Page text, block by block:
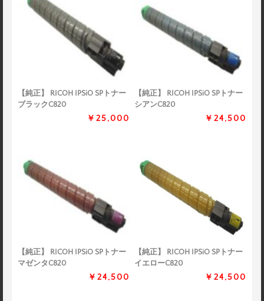
【純正】 RICOH IPSiO SPトナー
ブラックC820
￥25,000
【純正】 RICOH IPSiO SPトナー
シアンC820
￥24,500
【純正】 RICOH IPSiO SPトナー
マゼンタC820
￥24,500
【純正】 RICOH IPSiO SPトナー
イエローC820
￥24,500